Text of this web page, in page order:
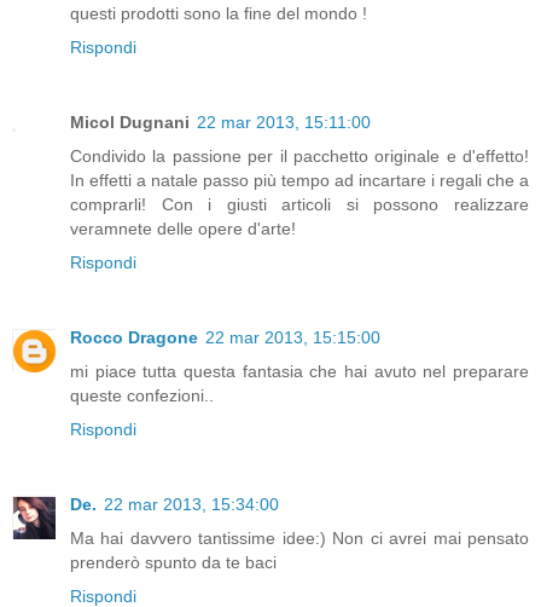
questi prodotti sono la fine del mondo !
Rispondi
Micol Dugnani 22 mar 2013, 15:11:00
Condivido la passione per il pacchetto originale e d'effetto!
In effetti a natale passo più tempo ad incartare i regali che a
comprarli! Con i giusti articoli si possono realizzare
veramnete delle opere d'arte!
Rispondi
Rocco Dragone 22 mar 2013, 15:15:00
mi piace tutta questa fantasia che hai avuto nel preparare
queste confezioni..
Rispondi
De. 22 mar 2013, 15:34:00
Ma hai davvero tantissime idee:) Non ci avrei mai pensato
prenderò spunto da te baci
Rispondi